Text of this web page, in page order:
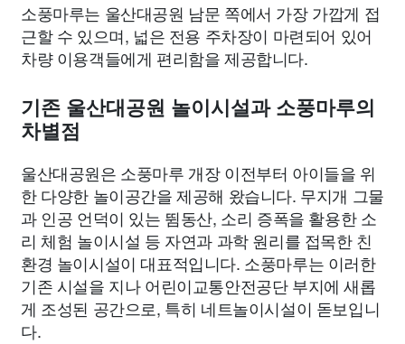
소풍마루는 울산대공원 남문 쪽에서 가장 가깝게 접
근할 수 있으며, 넓은 전용 주차장이 마련되어 있어
차량 이용객들에게 편리함을 제공합니다.
기존 울산대공원 놀이시설과 소풍마루의
차별점
울산대공원은 소풍마루 개장 이전부터 아이들을 위
한 다양한 놀이공간을 제공해 왔습니다. 무지개 그물
과 인공 언덕이 있는 뜀동산, 소리 증폭을 활용한 소
리 체험 놀이시설 등 자연과 과학 원리를 접목한 친
환경 놀이시설이 대표적입니다. 소풍마루는 이러한
기존 시설을 지나 어린이교통안전공단 부지에 새롭
게 조성된 공간으로, 특히 네트놀이시설이 돋보입니
다.